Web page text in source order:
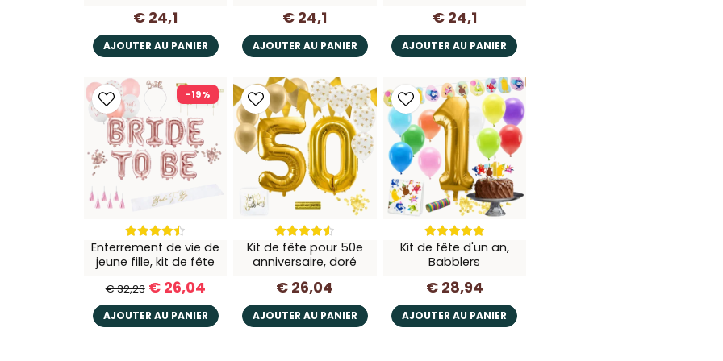
€ 24,1
AJOUTER AU PANIER
€ 24,1
AJOUTER AU PANIER
€ 24,1
AJOUTER AU PANIER
Enterrement de vie de
jeune fille, kit de fête
€ 32,23 € 26,04
AJOUTER AU PANIER
-19%
Kit de fête pour 50e
anniversaire, doré
€ 26,04
AJOUTER AU PANIER
Kit de fête d'un an,
Babblers
€ 28,94
AJOUTER AU PANIER